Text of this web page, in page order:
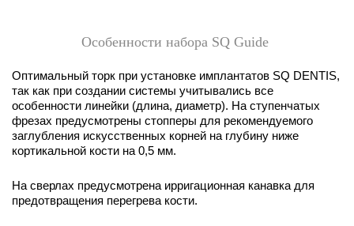
Особенности набора SQ Guide
Оптимальный торк при установке имплантатов SQ DENTIS,
так как при создании системы учитывались все
особенности линейки (длина, диаметр). На ступенчатых
фрезах предусмотрены стопперы для рекомендуемого
заглубления искусственных корней на глубину ниже
кортикальной кости на 0,5 мм.
На сверлах предусмотрена ирригационная канавка для
предотвращения перегрева кости.